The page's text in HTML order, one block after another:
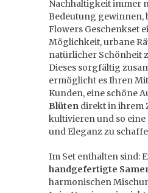
Nachhaltigkeit immer
Bedeutung gewinnen,
Flowers Geschenkset
Möglichkeit, urbane
natürlicher Schönheit
Dieses sorgfältig
ermöglicht es Ihren
Kunden, eine schöne
Blüten direkt in ihrem
kultivieren und so eine
und Eleganz zu
Im Set enthalten sind:
handgefertigte
harmonischen